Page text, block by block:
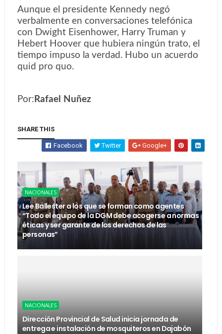
Aunque el presidente Kennedy negó
verbalmente en conversaciones telefónica
con Dwight Eisenhower, Harry Truman y
Hebert Hoover que hubiera ningún trato, el
tiempo impuso la verdad. Hubo un acuerdo
quid pro quo.
Por: Rafael Nuñez
SHARE THIS
Facebook Twitter Google+
NACIONALES
Lee Ballester a los que se forman como agentes
“Todo el equipo de la DGM debe acogerse a normas
éticas y ser garante de los derechos de las
personas”
NACIONALES
Dirección Provincial de Salud inicia jornada de
entrega e instalación de mosquiteros en Dajabón